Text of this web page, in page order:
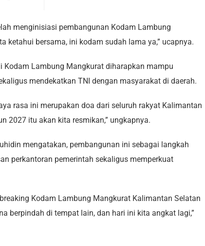
menginisiasi pembangunan Kodam Lambung
ketahui bersama, ini kodam sudah lama ya,” ucapnya.
Kodam Lambung Mangkurat diharapkan mampu
mendekatkan TNI dengan masyarakat di daerah.
rasa ini merupakan doa dari seluruh rakyat Kalimantan
2027 itu akan kita resmikan,” ungkapnya.
mengatakan, pembangunan ini sebagai langkah
perkantoran pemerintah sekaligus memperkuat
Kodam Lambung Mangkurat Kalimantan Selatan
berpindah di tempat lain, dan hari ini kita angkat lagi,”